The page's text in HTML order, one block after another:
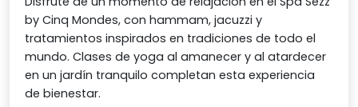
by Cinq Mondes, con hammam, jacuzzi y
tratamientos inspirados en tradiciones de todo el
mundo. Clases de yoga al amanecer y al atardecer
en un jardín tranquilo completan esta experiencia
de bienestar.